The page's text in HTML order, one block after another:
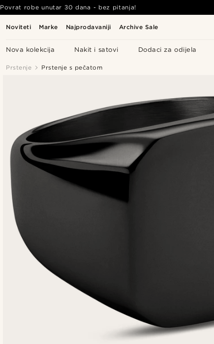
Noviteti Marke Najprodavaniji Archive Sale
Nova kolekcija Nakit i satovi Dodaci za odijela
Povrat robe unutar 30 dana - bez pitanja!
Prstenje Prstenje s pečatom